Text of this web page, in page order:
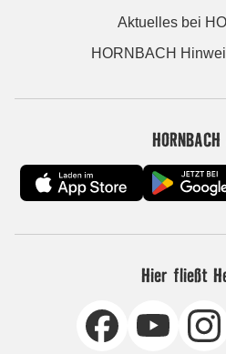
Aktuelles bei
HORNBACH
Hier fließt